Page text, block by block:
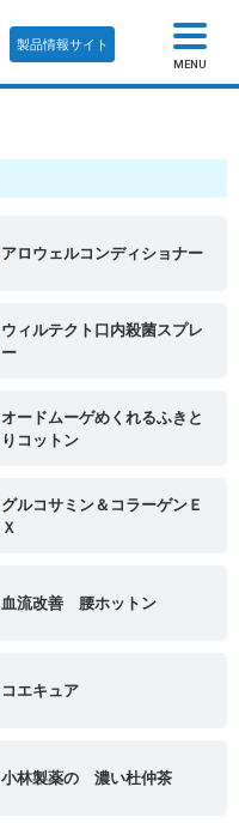
製品情報サイト
MENU
アロウェルコンディショナー
ウィルテクト口内殺菌スプレ
ー
オードムーゲめくれるふきと
りコットン
グルコサミン＆コラーゲンＥ
Ｘ
血流改善 腰ホットン
コエキュア
小林製薬の 濃い杜仲茶